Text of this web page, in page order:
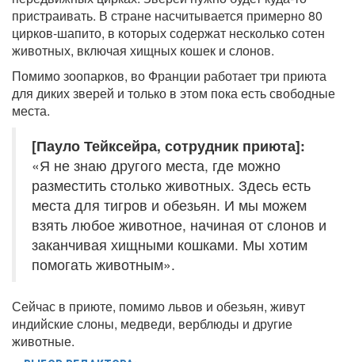
пристраивать. В стране насчитывается примерно 80
цирков-шапито, в которых содержат несколько сотен
животных, включая хищных кошек и слонов.
Помимо зоопарков, во Франции работает три приюта
для диких зверей и только в этом пока есть свободные
места.
[Пауло Тейксейра, сотрудник приюта]:
«Я не знаю другого места, где можно
разместить столько животных. Здесь есть
места для тигров и обезьян. И мы можем
взять любое животное, начиная от слонов и
заканчивая хищными кошками. Мы хотим
помогать животным».
Сейчас в приюте, помимо львов и обезьян, живут
индийские слоны, медведи, верблюды и другие
животные.